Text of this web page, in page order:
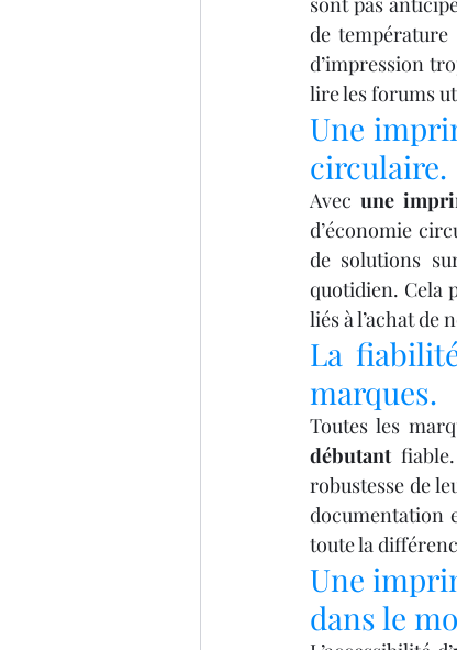
de
d’impression
lire les forums
Une
circulaire.
Avec une
d’économie
de solutions
quotidien. Cela
liés à l’achat de
La
marques.
Toutes les
débutant fiable.
robustesse de
documentation
toute la
Une
dans le